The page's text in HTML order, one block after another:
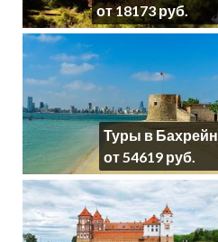
от 18173 руб.
Туры в Бахрейн
от 54619 руб.